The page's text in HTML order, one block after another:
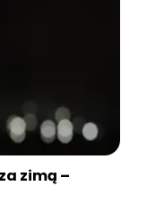
zimą –